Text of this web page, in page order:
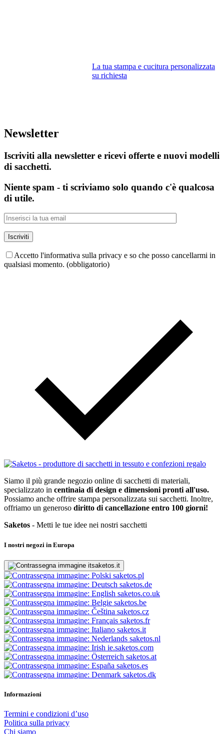
La tua stampa e cucitura personalizzata
su richiesta
Newsletter
Iscriviti alla newsletter e ricevi offerte e nuovi modelli
di sacchetti.
Niente spam - ti scriviamo solo quando c'è qualcosa
di utile.
Accetto l'informativa sulla privacy e so che posso cancellarmi in
qualsiasi momento. (obbligatorio)
Siamo il più grande negozio online di sacchetti di materiali,
specializzato in centinaia di design e dimensioni pronti all'uso.
Possiamo anche offrire stampa personalizzata sui sacchetti. Inoltre,
offriamo un generoso diritto di cancellazione entro 100 giorni!
Saketos - Metti le tue idee nei nostri sacchetti
I nostri negozi in Europa
saketos.it
saketos.pl
saketos.de
saketos.co.uk
saketos.be
saketos.cz
saketos.fr
saketos.it
saketos.nl
ie.saketos.com
saketos.at
saketos.es
saketos.dk
Informazioni
Termini e condizioni d’uso
Politica sulla privacy
Chi siamo